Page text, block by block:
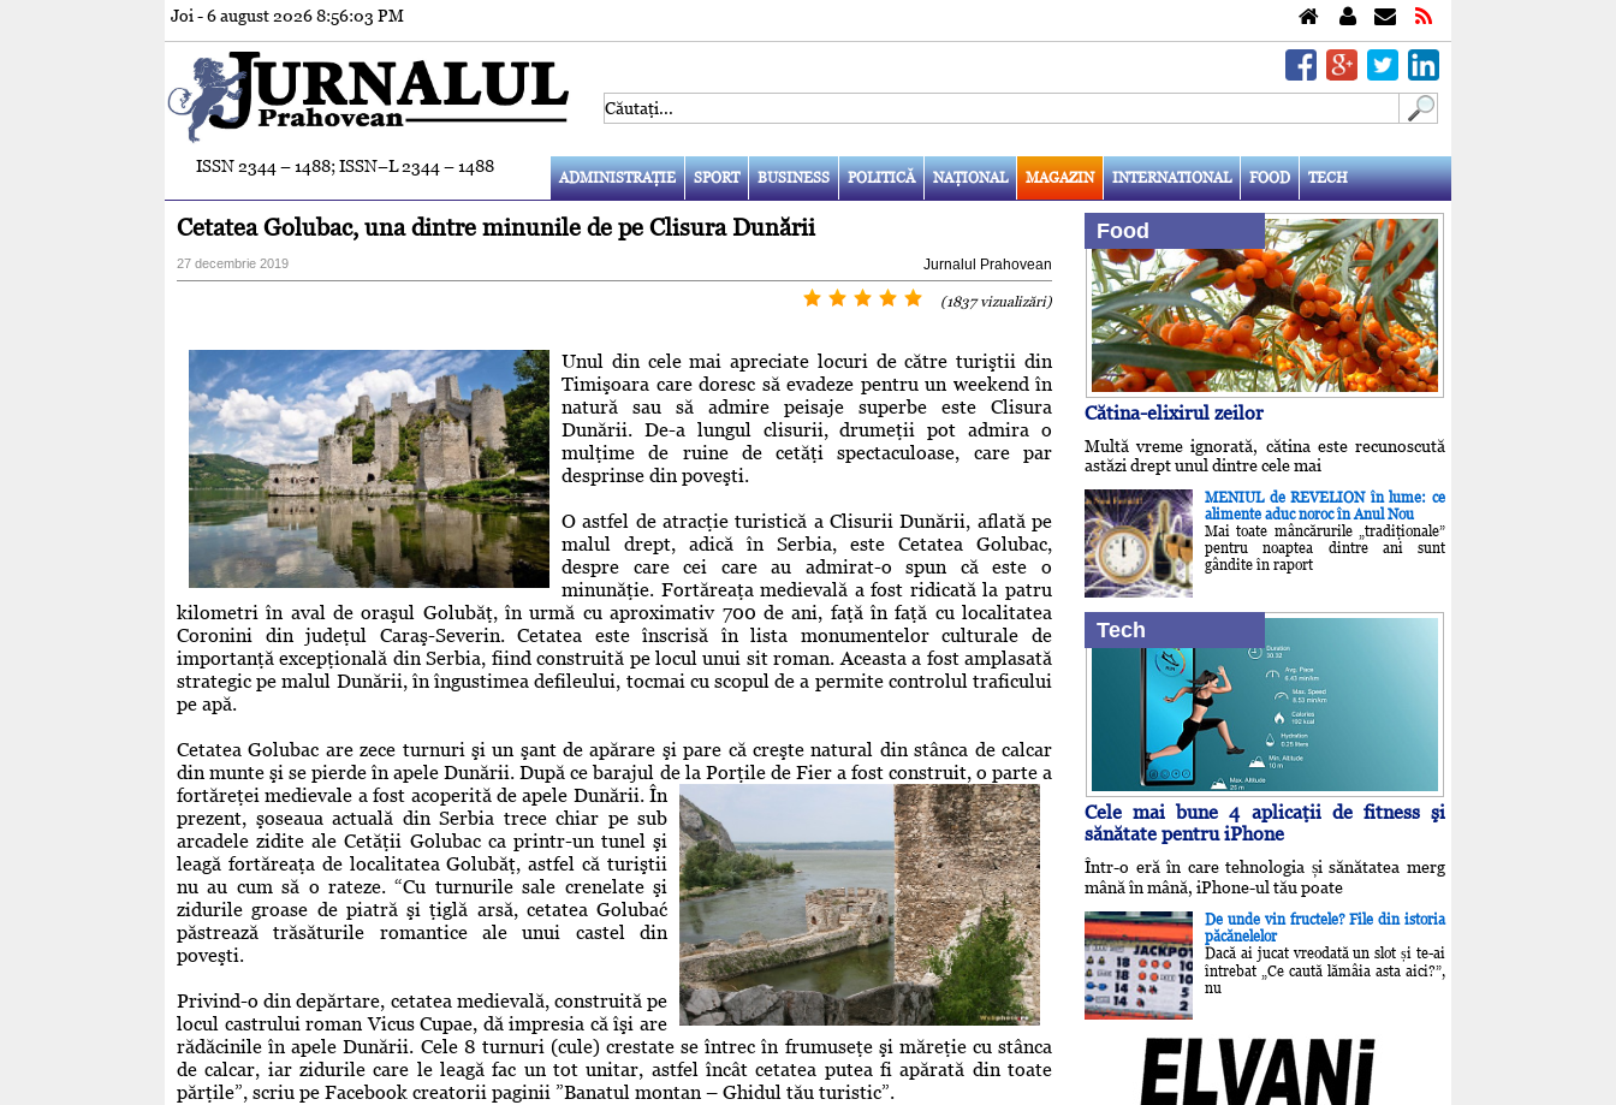
Joi - 6 august 20268:56:04 PM
ISSN 2344 – 1488; ISSN–L 2344 – 1488
ADMINISTRAŢIE SPORT BUSINESS POLITICĂ NAŢIONAL MAGAZIN INTERNATIONAL FOOD TECH
Cetatea Golubac, una dintre minunile de pe Clisura Dunării
27 decembrie 2019 Jurnalul Prahovean
(1837 vizualizări)
Unul din cele mai apreciate locuri de către turiştii din
Timişoara care doresc să evadeze pentru un weekend în
natură sau să admire peisaje superbe este Clisura
Dunării. De-a lungul clisurii, drumeţii pot admira o
mulţime de ruine de cetăţi spectaculoase, care par
desprinse din poveşti.
O astfel de atracţie turistică a Clisurii Dunării, aflată pe
malul drept, adică în Serbia, este Cetatea Golubac,
despre care cei care au admirat-o spun că este o
minunăţie. Fortăreaţa medievală a fost ridicată la patru
kilometri în aval de oraşul Golubăţ, în urmă cu aproximativ 700 de ani, faţă în faţă cu localitatea
Coronini din judeţul Caraş-Severin. Cetatea este înscrisă în lista monumentelor culturale de
importanţă excepţională din Serbia, fiind construită pe locul unui sit roman. Aceasta a fost amplasată
strategic pe malul Dunării, în îngustimea defileului, tocmai cu scopul de a permite controlul traficului
pe apă.
Cetatea Golubac are zece turnuri şi un şant de apărare şi pare că creşte natural din stânca de calcar
din munte şi se pierde în apele Dunării. După ce barajul de la Porţile de Fier a fost construit, o parte a
fortăreţei medievale a fost acoperită de apele Dunării. În
prezent, şoseaua actuală din Serbia trece chiar pe sub
arcadele zidite ale Cetăţii Golubac ca printr-un tunel şi
leagă fortăreaţa de localitatea Golubăţ, astfel că turiştii
nu au cum să o rateze. “Cu turnurile sale crenelate şi
zidurile groase de piatră şi ţiglă arsă, cetatea Golubać
păstrează trăsăturile romantice ale unui castel din
poveşti.
Privind-o din depărtare, cetatea medievală, construită pe
locul castrului roman Vicus Cupae, dă impresia că îşi are
rădăcinile în apele Dunării. Cele 8 turnuri (cule) crestate se întrec în frumuseţe şi măreţie cu stânca
de calcar, iar zidurile care le leagă fac un tot unitar, astfel încât cetatea putea fi apărată din toate
părţile”, scriu pe Facebook creatorii paginii ”Banatul montan – Ghidul tău turistic”.
Food
Cătina-elixirul zeilor
Multă vreme ignorată, cătina este recunoscută
astăzi drept unul dintre cele mai
MENIUL de REVELION în lume: ce
alimente aduc noroc în Anul Nou
Mai toate mâncărurile „tradiţionale”
pentru noaptea dintre ani sunt
gândite în raport
Tech
Cele mai bune 4 aplicaţii de fitness şi
sănătate pentru iPhone
Într-o eră în care tehnologia și sănătatea merg
mână în mână, iPhone-ul tău poate
De unde vin fructele? File din istoria
păcănelelor
Dacă ai jucat vreodată un slot și te-ai
întrebat „Ce caută lămâia asta aici?”,
nu